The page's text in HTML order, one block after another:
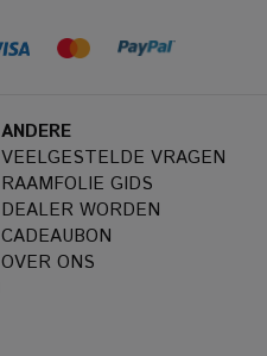
ANDERE
VEELGESTELDE VRAGEN
RAAMFOLIE GIDS
DEALER WORDEN
CADEAUBON
OVER ONS